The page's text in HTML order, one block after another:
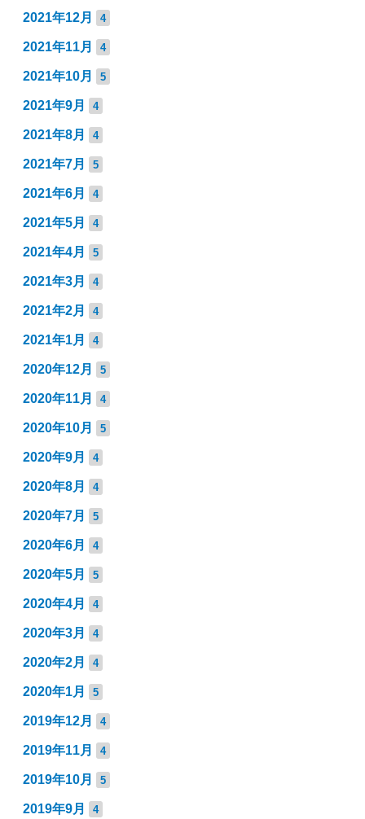
2021年12月 4
2021年11月 4
2021年10月 5
2021年9月 4
2021年8月 4
2021年7月 5
2021年6月 4
2021年5月 4
2021年4月 5
2021年3月 4
2021年2月 4
2021年1月 4
2020年12月 5
2020年11月 4
2020年10月 5
2020年9月 4
2020年8月 4
2020年7月 5
2020年6月 4
2020年5月 5
2020年4月 4
2020年3月 4
2020年2月 4
2020年1月 5
2019年12月 4
2019年11月 4
2019年10月 5
2019年9月 4